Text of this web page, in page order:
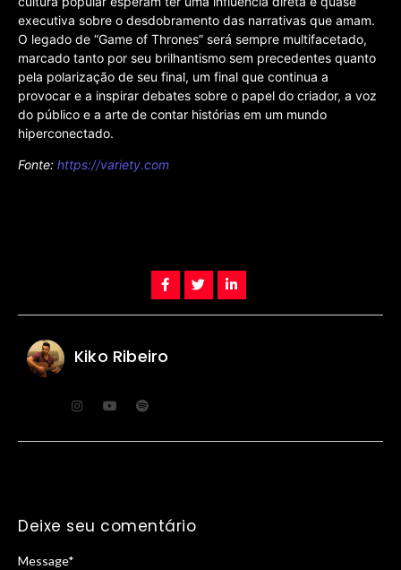
executiva sobre o desdobramento das narrativas que amam.
O legado de “Game of Thrones” será sempre multifacetado,
marcado tanto por seu brilhantismo sem precedentes quanto
pela polarização de seu final, um final que continua a
provocar e a inspirar debates sobre o papel do criador, a voz
do público e a arte de contar histórias em um mundo
hiperconectado.
Fonte: https://variety.com
Kiko Ribeiro
Deixe seu comentário
Message*